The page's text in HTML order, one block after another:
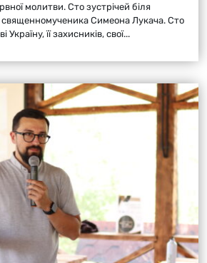
молитви. Сто зустрічей біля
священномученика Симеона Лукача. Сто
Україну, її захисників, свої...